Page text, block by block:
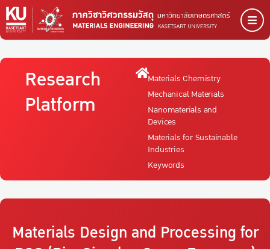
Research
Platform
Materials Chemistry
Mechanical Materials
Nanomaterials and
Devices
Materials for Sustainable
Industries
Keywords
Materials Design and Processing for